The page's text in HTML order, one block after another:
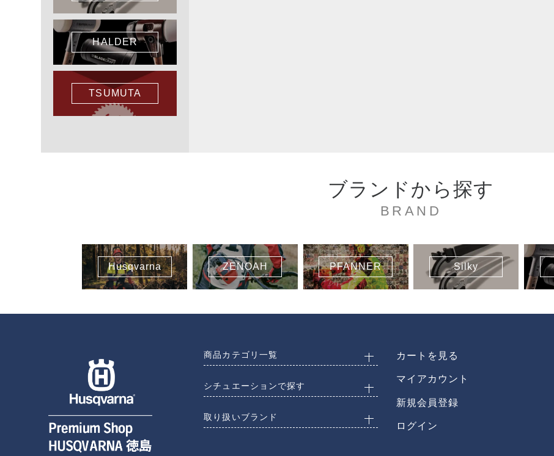
HALDER
TSUMUTA
ブランドから探す
BRAND
Husqvarna ZENOAH PFANNER Silky
商品カテゴリ一覧
シチュエーションで探す
取り扱いブランド
カートを見る
マイアカウント
新規会員登録
ログイン